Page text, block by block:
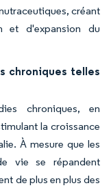
créant
et d'expansion du
chroniques telles
chroniques, en
la croissance
À mesure que les
vie se répandent
de plus en plus des